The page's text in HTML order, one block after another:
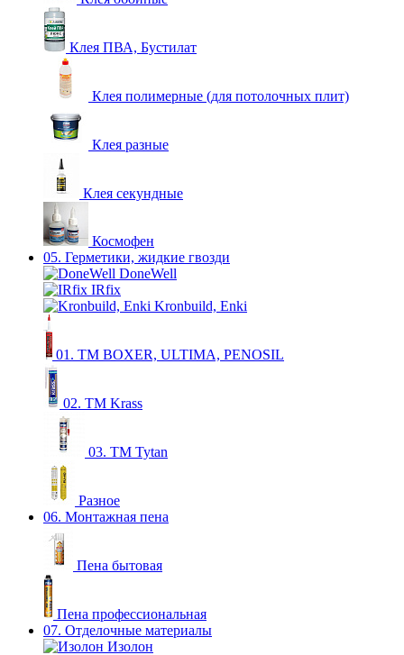
Клея ПВА, Бустилат
Клея полимерные (для потолочных плит)
Клея разные
Клея секундные
Космофен
05. Герметики, жидкие гвозди
DoneWell
IRfix
Kronbuild, Enki
01. ТМ BOXER, ULTIMA, PENOSIL
02. ТМ Krass
03. ТМ Tytan
Разное
06. Монтажная пена
Пена бытовая
Пена профессиональная
07. Отделочные материалы
Изолон